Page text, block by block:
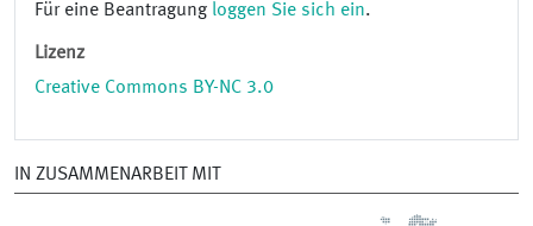
Für eine Beantragung loggen Sie sich ein.
Lizenz
Creative Commons BY-NC 3.0
IN ZUSAMMENARBEIT MIT